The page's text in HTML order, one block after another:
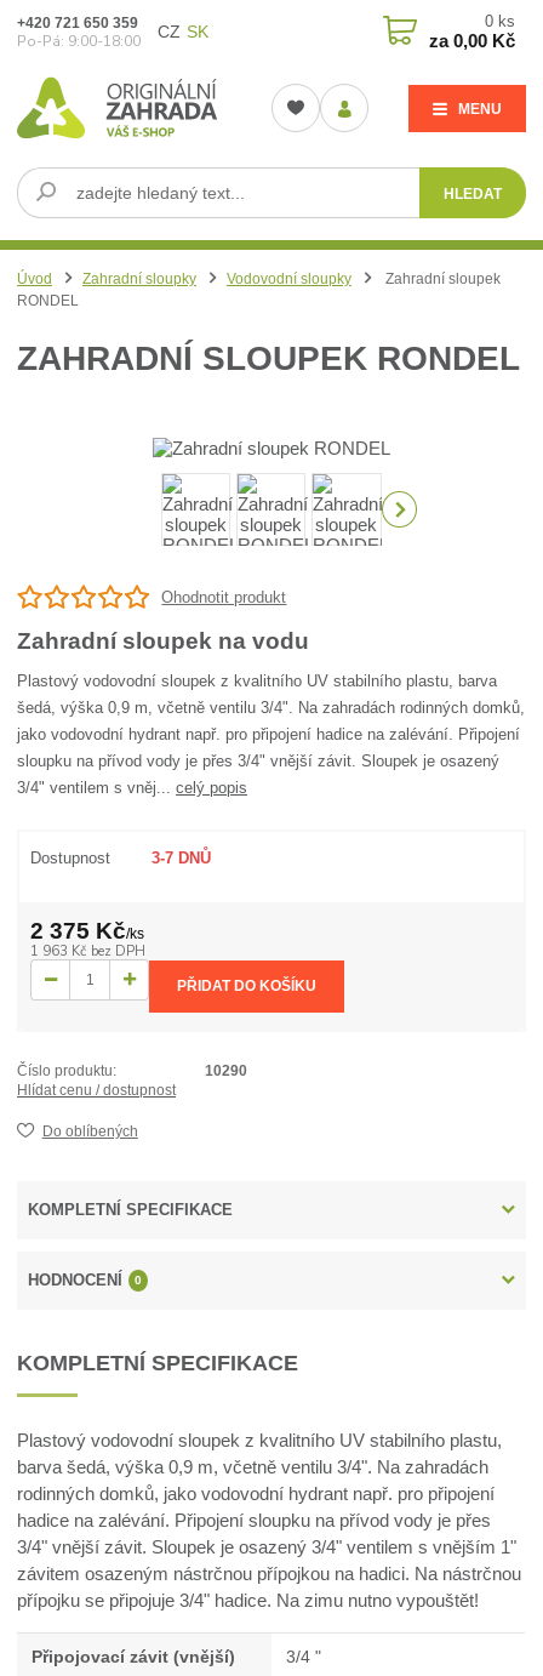
CZ SK
MENU
HLEDAT
+420 721 650 359
Po-Pá: 9:00-18:00
0 ks
za0,00 Kč
Úvod Zahradní sloupky Vodovodní sloupky
Zahradní sloupek
RONDEL
ZAHRADNÍ SLOUPEK RONDEL
Ohodnotit produkt
Zahradní sloupek na vodu
Plastový vodovodní sloupek z kvalitního UV stabilního plastu, barva
šedá, výška 0,9 m, včetně ventilu 3/4". Na zahradách rodinných domků,
jako vodovodní hydrant např. pro připojení hadice na zalévání. Připojení
sloupku na přívod vody je přes 3/4" vnější závit. Sloupek je osazený
3/4" ventilem s vněj...celý popis
Dostupnost 3-7 DNŮ
2 375 Kč/ks
1 963 Kč bez DPH
PŘIDAT DO KOŠÍKU
Číslo produktu:
10290
Hlídat cenu / dostupnost
Do oblíbených
KOMPLETNÍ SPECIFIKACE
HODNOCENÍ 0
KOMPLETNÍ SPECIFIKACE
Plastový vodovodní sloupek z kvalitního UV stabilního plastu,
barva šedá, výška 0,9 m, včetně ventilu 3/4". Na zahradách
rodinných domků, jako vodovodní hydrant např. pro připojení
hadice na zalévání. Připojení sloupku na přívod vody je přes
3/4" vnější závit. Sloupek je osazený 3/4" ventilem s vnějším 1"
závitem osazeným nástrčnou přípojkou na hadici. Na nástrčnou
přípojku se připojuje 3/4" hadice. Na zimu nutno vypouštět!
Připojovací závit (vnější) 3/4 "